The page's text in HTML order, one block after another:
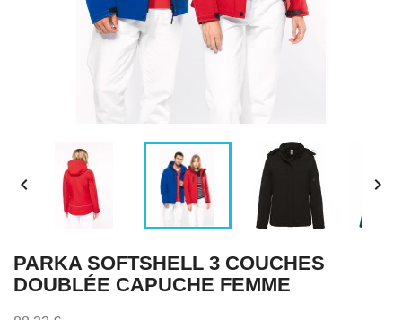
 
PARKA SOFTSHELL 3 COUCHES
DOUBLÉE CAPUCHE FEMME